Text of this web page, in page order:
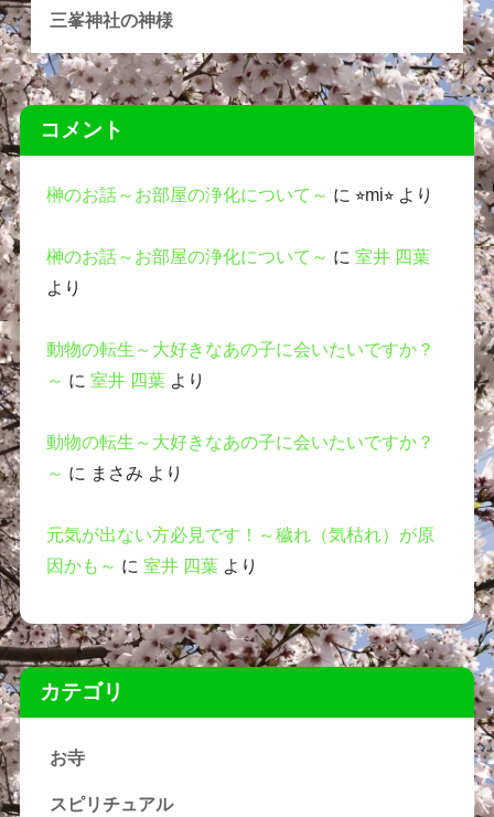
三峯神社の神様
コメント
榊のお話～お部屋の浄化について～ に ⭐︎mi⭐︎より
榊のお話～お部屋の浄化について～ に 室井 四葉
より
動物の転生～大好きなあの子に会いたいですか？
～ に 室井 四葉より
動物の転生～大好きなあの子に会いたいですか？
～ に まさみ より
元気が出ない方必見です！～穢れ（気枯れ）が原
因かも～ に 室井 四葉より
カテゴリ
お寺
スピリチュアル